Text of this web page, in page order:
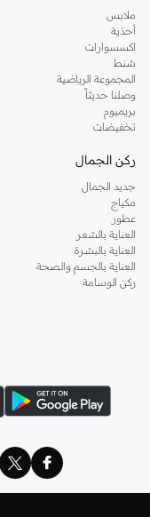
ملابس
أحذية
اكسسوارات
شنط
المجموعة الرياضية
وصلنا حديثاً
بريميوم
تخفيضات
ركن الجمال
جديد الجمال
مكياج
عطور
العناية بالشعر
العناية بالبشرة
العناية بالجسم والصحة
ركن الوسامة